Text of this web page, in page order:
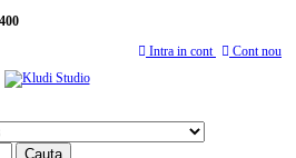
Intra in cont
Cont nou
Cauta